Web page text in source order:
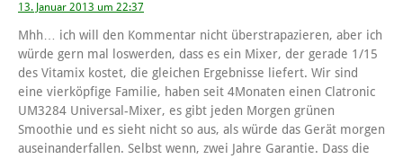
13. Januar 2013 um 22:37
Mhh… ich will den Kommentar nicht überstrapazieren, aber ich
würde gern mal loswerden, dass es ein Mixer, der gerade 1/15
des Vitamix kostet, die gleichen Ergebnisse liefert. Wir sind
eine vierköpfige Familie, haben seit 4Monaten einen Clatronic
UM3284 Universal-Mixer, es gibt jeden Morgen grünen
Smoothie und es sieht nicht so aus, als würde das Gerät morgen
auseinanderfallen. Selbst wenn, zwei Jahre Garantie. Dass die